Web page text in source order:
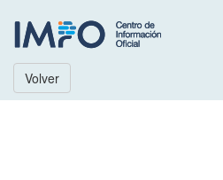
Volver